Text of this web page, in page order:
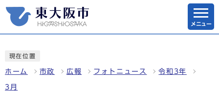
メニュー
現在位置
ホーム 市政 広報 フォトニュース 令和3年
3月